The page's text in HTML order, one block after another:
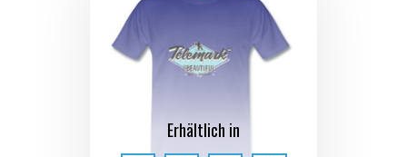
Erhältlich in